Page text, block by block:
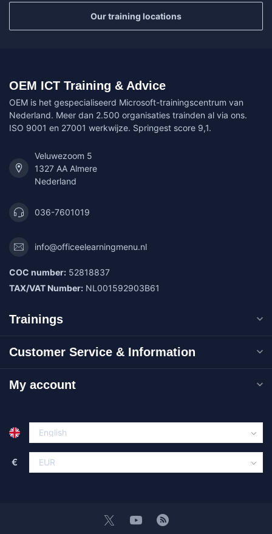
Our training locations
OEM ICT Training & Advice
OEM is het gespecialiseerd Microsoft-trainingscentrum van
Nederland. Meer dan 2.500 organisaties trainden al via ons.
ISO 9001 en 27001 werkwijze. Springest score 9,1.
Veluwezoom 5
1327 AA Almere
Nederland
036-7601019
info@officeelearningmenu.nl
COC number: 52818837
TAX/VAT Number: NL001592903B61
Trainings
Customer Service & Information
My account
€